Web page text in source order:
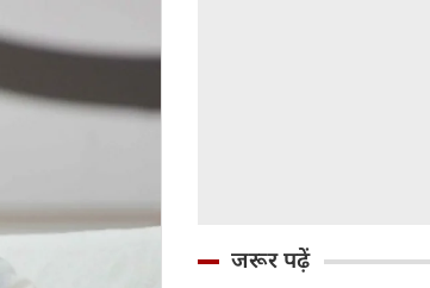
जरूर पढ़ें